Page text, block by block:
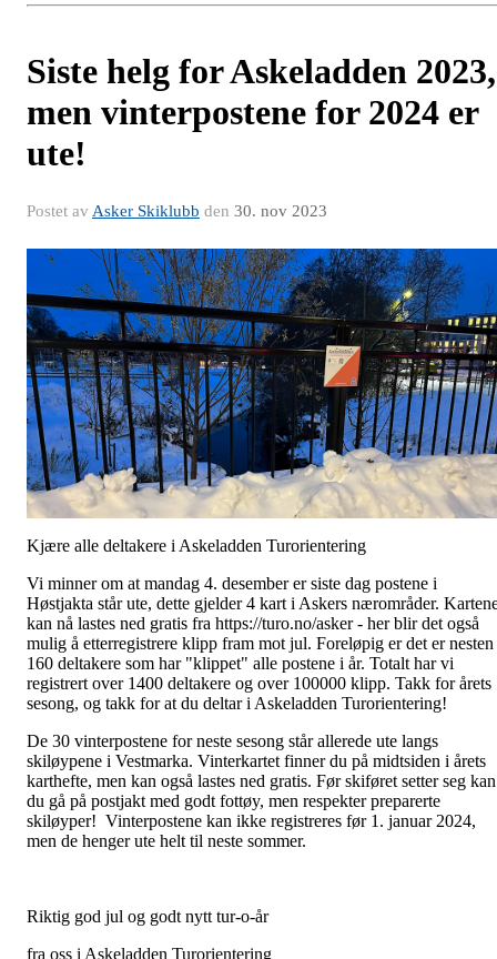
Siste helg for Askeladden 2023,
men vinterpostene for 2024 er
ute!
Postet av Asker Skiklubb den 30. nov 2023
Kjære alle deltakere i Askeladden Turorientering
Vi minner om at mandag 4. desember er siste dag postene i
Høstjakta står ute, dette gjelder 4 kart i Askers nærområder.
kan nå lastes ned gratis fra https://turo.no/asker - her blir det også
mulig å etterregistrere klipp fram mot jul. Foreløpig er det er nesten
160 deltakere som har "klippet" alle postene i år. Totalt har vi
registrert over 1400 deltakere og over 100000 klipp. Takk for årets
sesong, og takk for at du deltar i Askeladden Turorientering!
De 30 vinterpostene for neste sesong står allerede ute langs
skiløypene i Vestmarka. Vinterkartet finner du på midtsiden i årets
karthefte, men kan også lastes ned gratis. Før skiføret setter seg kan
du gå på postjakt med godt fottøy, men respekter preparerte
skiløyper! Vinterpostene kan ikke registreres før 1. januar 2024,
men de henger ute helt til neste sommer.
Riktig god jul og godt nytt tur-o-år
fra oss i Askeladden Turorientering